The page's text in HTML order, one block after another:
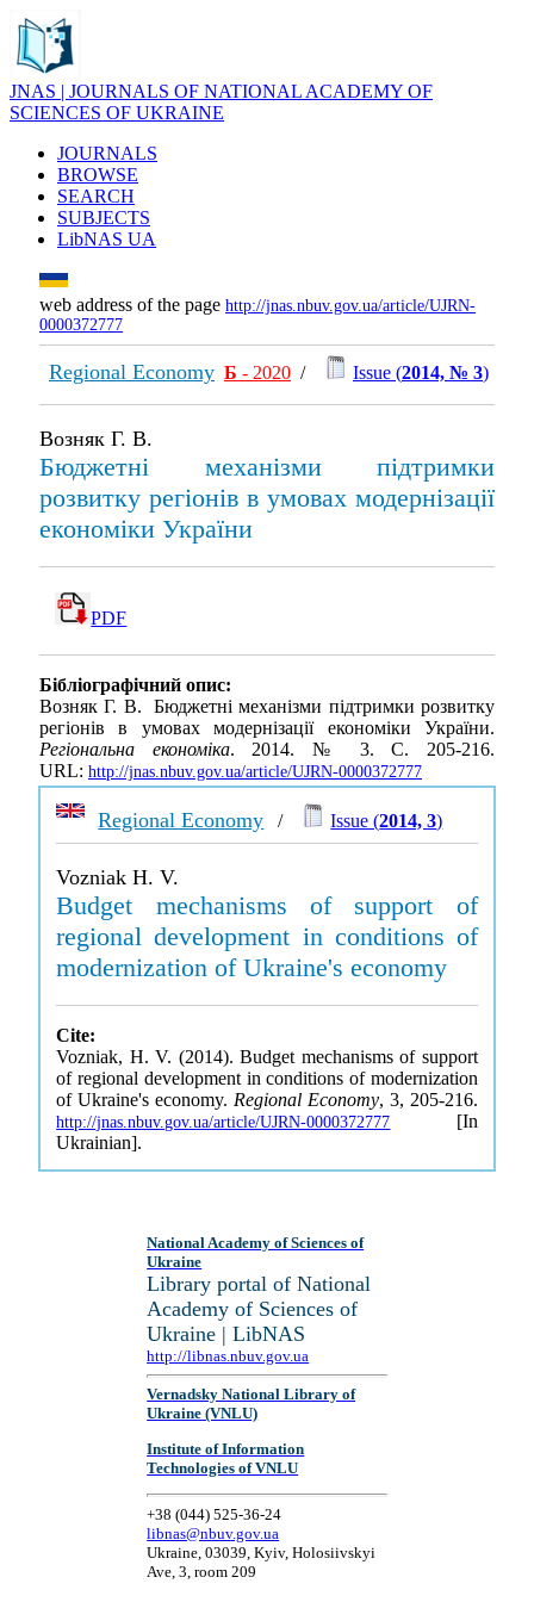
JNAS | JOURNALS OF NATIONAL ACADEMY OF
SCIENCES OF UKRAINE
JOURNALS
BROWSE
SEARCH
SUBJECTS
LibNAS UA
web address of the page http://jnas.nbuv.gov.ua/article/UJRN-
0000372777
Regional Economy Б - 2020 / Issue (2014, № 3)
Возняк Г. В.
Бюджетні механізми підтримки
розвитку регіонів в умовах модернізації
економіки України
PDF
Бібліографічний опис:
Возняк Г. В. Бюджетні механізми підтримки розвитку
регіонів в умовах модернізації економіки України.
Регіональна економіка. 2014. № 3. С. 205-216.
URL: http://jnas.nbuv.gov.ua/article/UJRN-0000372777
Regional Economy / Issue (2014, 3)
Vozniak H. V.
Budget mechanisms of support of
regional development in conditions of
modernization of Ukraine's economy
Cite:
Vozniak, H. V. (2014). Budget mechanisms of support
of regional development in conditions of modernization
of Ukraine's economy. Regional Economy, 3, 205-216.
http://jnas.nbuv.gov.ua/article/UJRN-0000372777 [In
Ukrainian].
National Academy of Sciences of
Ukraine
Library portal of National
Academy of Sciences of
Ukraine | LibNAS
http://libnas.nbuv.gov.ua
Vernadsky National Library of
Ukraine (VNLU)
Institute of Information
Technologies of VNLU
+38 (044) 525-36-24
libnas@nbuv.gov.ua
Ukraine, 03039, Kyiv, Holosiivskyi
Ave, 3, room 209